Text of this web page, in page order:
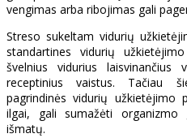
vengimas arba ribojimas gali
Streso sukeltam vidurių
standartines vidurių
švelnius vidurius laisvinančius
receptinius vaistus. Tačiau
pagrindinės vidurių užkietėjimo
ilgai, gali sumažėti organizmo
išmatų.